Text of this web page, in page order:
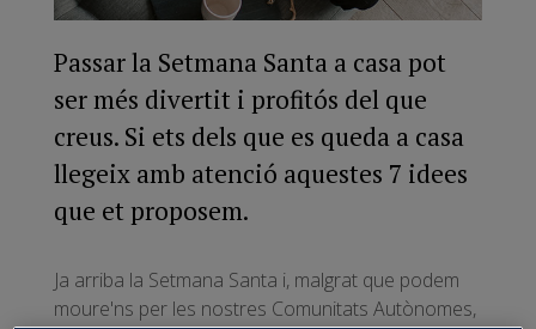
Passar la Setmana Santa a casa pot
ser més divertit i profitós del que
creus. Si ets dels que es queda a casa
llegeix amb atenció aquestes 7 idees
que et proposem.
Ja arriba la Setmana Santa i, malgrat que podem
moure'ns per les nostres Comunitats Autònomes,